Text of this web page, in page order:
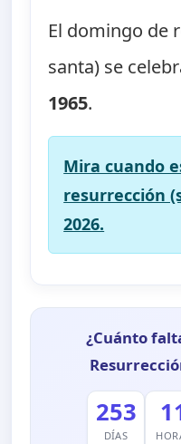
El domingo de
santa) se
1965.
Mira cuando
resurrección
2026.
¿Cuánto
253
DÍAS